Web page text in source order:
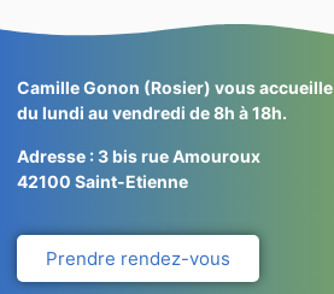
Camille Gonon (Rosier) vous accueille
du lundi au vendredi de 8h à 18h.
Adresse : 3 bis rue Amouroux
42100 Saint-Etienne
Prendre rendez-vous